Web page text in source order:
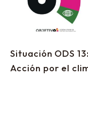
Situación ODS 13:
Acción por el